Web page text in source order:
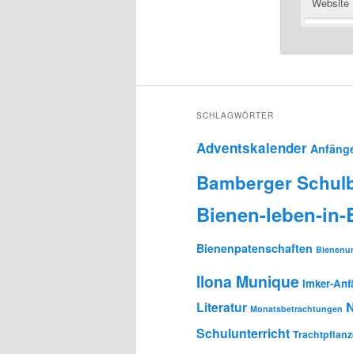
SCHLAGWÖRTER
Adventskalender
Bamberger
Bienen-leben-in-
Bienenpatenschaften
Ilona Munique Imker-
Literatur Monatsbetrachtungen
Schulunterricht